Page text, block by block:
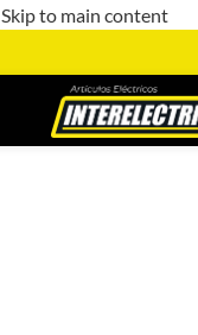
Skip to main content